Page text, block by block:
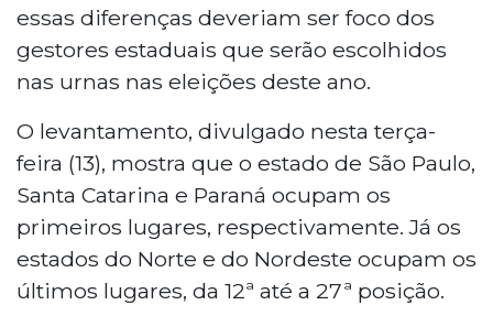
essas diferenças deveriam ser foco dos
gestores estaduais que serão escolhidos
nas urnas nas eleições deste ano.
O levantamento, divulgado nesta terça-
feira (13), mostra que o estado de São Paulo,
Santa Catarina e Paraná ocupam os
primeiros lugares, respectivamente. Já os
estados do Norte e do Nordeste ocupam os
últimos lugares, da 12ª até a 27ª posição.